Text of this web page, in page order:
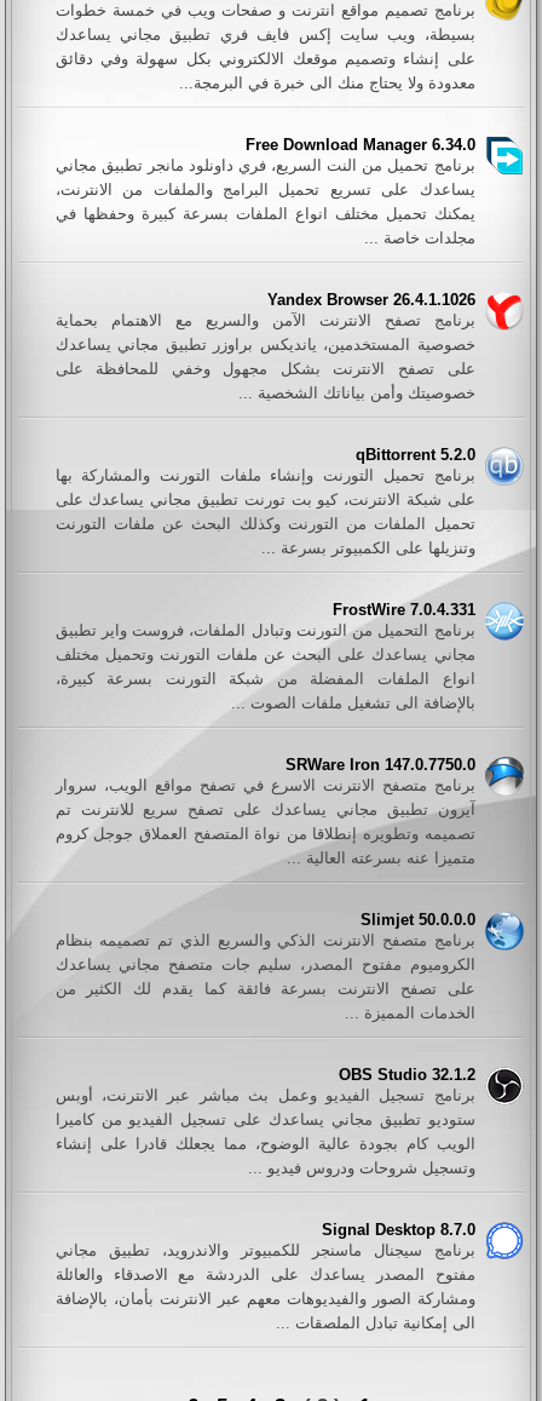
برنامج تصميم مواقع انترنت و صفحات ويب في خمسة خطوات
بسيطة، ويب سايت إكس فايف فري تطبيق مجاني يساعدك
على إنشاء وتصميم موقعك الالكتروني بكل سهولة وفي دقائق
معدودة ولا يحتاج منك الى خبرة في البرمجة...
Free Download Manager 6.34.0
برنامج تحميل من النت السريع، فري داونلود مانجر تطبيق مجاني
يساعدك على تسريع تحميل البرامج والملفات من الانترنت،
يمكنك تحميل مختلف انواع الملفات بسرعة كبيرة وحفظها في
مجلدات خاصة ...
Yandex Browser 26.4.1.1026
برنامج تصفح الانترنت الآمن والسريع مع الاهتمام بحماية
خصوصية المستخدمين، يانديكس براوزر تطبيق مجاني يساعدك
على تصفح الانترنت بشكل مجهول وخفي للمحافظة على
خصوصيتك وأمن بياناتك الشخصية ...
qBittorrent 5.2.0
برنامج تحميل التورنت وإنشاء ملفات التورنت والمشاركة بها
على شبكة الانترنت، كيو بت تورنت تطبيق مجاني يساعدك على
تحميل الملفات من التورنت وكذلك البحث عن ملفات التورنت
وتنزيلها على الكمبيوتر بسرعة ...
FrostWire 7.0.4.331
برنامج التحميل من التورنت وتبادل الملفات، فروست واير تطبيق
مجاني يساعدك على البحث عن ملفات التورنت وتحميل مختلف
انواع الملفات المفضلة من شبكة التورنت بسرعة كبيرة،
بالإضافة الى تشغيل ملفات الصوت ...
SRWare Iron 147.0.7750.0
برنامج متصفح الانترنت الاسرع في تصفح مواقع الويب، سروار
آيرون تطبيق مجاني يساعدك على تصفح سريع للانترنت تم
تصميمه وتطويره إنطلاقا من نواة المتصفح العملاق جوجل كروم
متميزا عنه بسرعته العالية ...
Slimjet 50.0.0.0
برنامج متصفح الانترنت الذكي والسريع الذي تم تصميمه بنظام
الكروميوم مفتوح المصدر، سليم جات متصفح مجاني يساعدك
على تصفح الانترنت بسرعة فائقة كما يقدم لك الكثير من
الخدمات المميزة ...
OBS Studio 32.1.2
برنامج تسجيل الفيديو وعمل بث مباشر عبر الانترنت، أوبس
ستوديو تطبيق مجاني يساعدك على تسجيل الفيديو من كاميرا
الويب كام بجودة عالية الوضوح، مما يجعلك قادرا على إنشاء
وتسجيل شروحات ودروس فيديو ...
Signal Desktop 8.7.0
برنامج سيجنال ماسنجر للكمبيوتر والاندرويد، تطبيق مجاني
مفتوح المصدر يساعدك على الدردشة مع الاصدقاء والعائلة
ومشاركة الصور والفيديوهات معهم عبر الانترنت بأمان، بالإضافة
الى إمكانية تبادل الملصقات ...